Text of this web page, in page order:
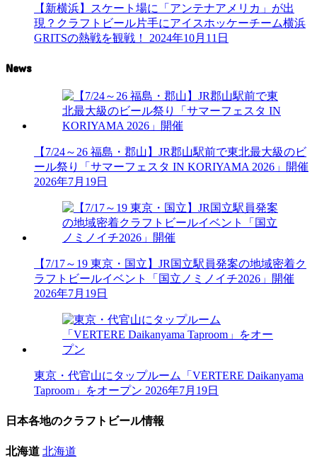
【新横浜】スケート場に「アンテナアメリカ」が出
現？クラフトビール片手にアイスホッケーチーム横浜
GRITSの熱戦を観戦！
2024年10月11日
News
【7/24～26 福島・郡山】JR郡山駅前で東北最大級のビ
ール祭り「サマーフェスタ IN KORIYAMA 2026」開催
2026年7月19日
【7/17～19 東京・国立】JR国立駅員発案の地域密着ク
ラフトビールイベント「国立ノミノイチ2026」開催
2026年7月19日
東京・代官山にタップルーム「VERTERE Daikanyama
Taproom」をオープン 2026年7月19日
日本各地のクラフトビール情報
北海道 北海道